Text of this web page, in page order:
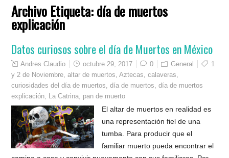
Archivo Etiqueta:día de muertos
explicación
Datos curiosos sobre el día de Muertos en México
Andres Claudio octubre 29, 2017 0 General
1
y 2 de Noviembre ,altar de muertos ,Aztecas ,calaveras
curiosidades del día de muertos ,día de muertos ,día de muertos
explicación
La Catrina pan de muerto
El altar de muertos en realidad es
una representación fiel de una
tumba. Para producir que el
familiar muerto pueda encontrar el